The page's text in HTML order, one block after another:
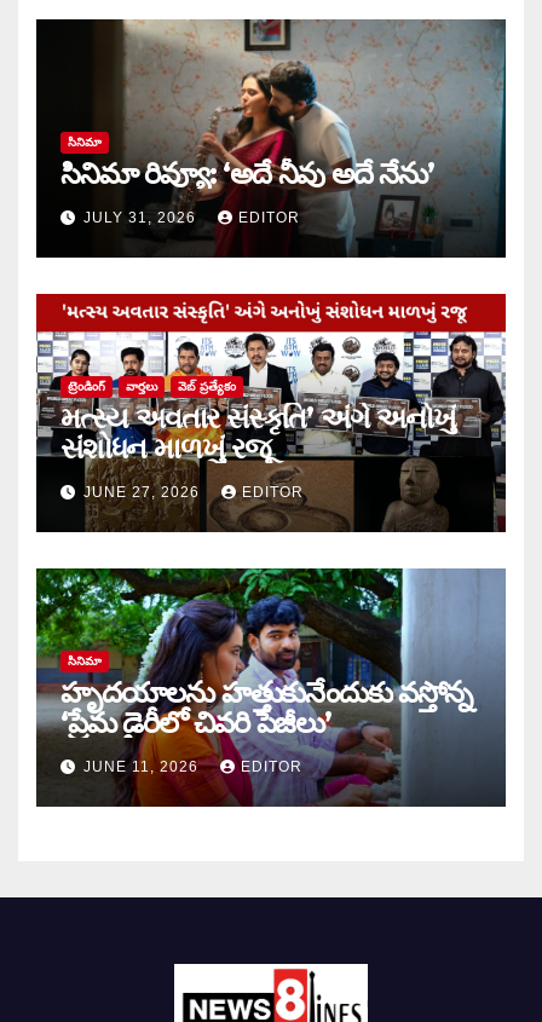
సినిమా
సినిమా రివ్యూ: ‘అదే నీవు అదే నేను’
JULY 31, 2026 EDITOR
ట్రెండింగ్ వార్త‌లు వెబ్ ప్రత్యేకం
મત્સ્ય અવતાર સંસ્કૃતિ’ અંગે અનોખું
સંશોધન માળખું રજૂ
JUNE 27, 2026 EDITOR
సినిమా
హృదయాలను హత్తుకునేందుకు వస్తోన్న
‘ప్రేమ డైరీలో చివరి పేజీలు’
JUNE 11, 2026 EDITOR